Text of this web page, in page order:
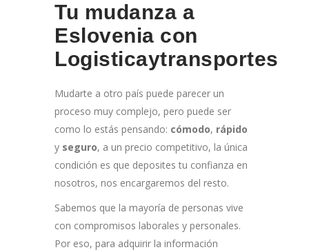
Tu mudanza a
Eslovenia con
Logisticaytransportes
Mudarte a otro país puede parecer un
proceso muy complejo, pero puede ser
como lo estás pensando: cómodo, rápido
y seguro, a un precio competitivo, la única
condición es que deposites tu confianza en
nosotros, nos encargaremos del resto.
Sabemos que la mayoría de personas vive
con compromisos laborales y personales.
Por eso, para adquirir la información